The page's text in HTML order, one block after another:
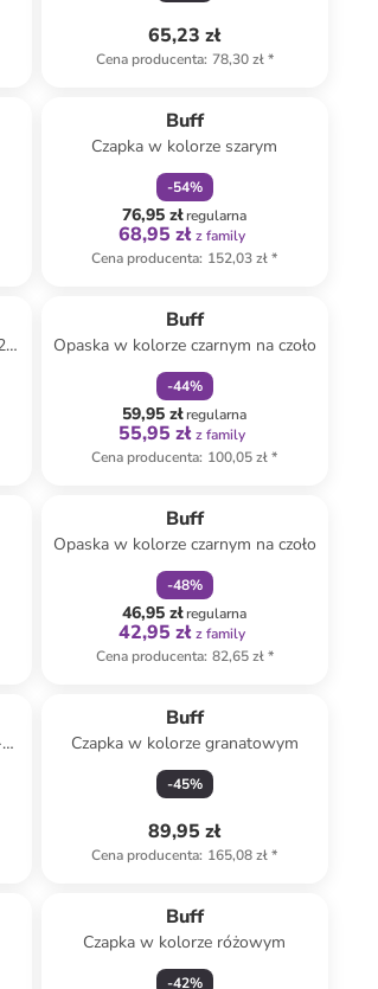
65,23 zł
Cena producenta: 78,30 zł*
Buff
Czapka w kolorze szarym
-54%
76,95 złregularna
68,95 zł z family
Cena producenta: 152,03 zł*
x
Buff
Opaska w kolorze czarnym na czoło
-44%
59,95 złregularna
55,95 zł z family
Cena producenta: 100,05 zł*
Buff
Opaska w kolorze czarnym na czoło
-48%
46,95 złregularna
42,95 zł z family
Cena producenta: 82,65 zł*
Buff
Czapka w kolorze granatowym
-45%
89,95 zł
Cena producenta: 165,08 zł*
Buff
Czapka w kolorze różowym
-42%